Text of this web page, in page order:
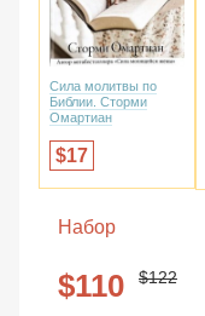
Сила молитвы по
Библии. Сторми
Омартиан
17
Набор
110 122